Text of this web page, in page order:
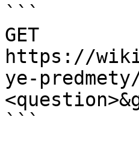
```
GET
https://
ye-
```